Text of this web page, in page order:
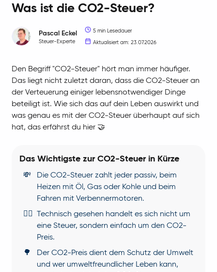
Was ist die CO2-Steuer?
Pascal Eckel
Steuer-Experte
5 min Lesedauer
Aktualisiert am: 23.07.2026
Den Begriff "CO2-Steuer" hört man immer häufiger.
Das liegt nicht zuletzt daran, dass die CO2-Steuer an
der Verteuerung einiger lebensnotwendiger Dinge
beteiligt ist. Wie sich das auf dein Leben auswirkt und
was genau es mit der CO2-Steuer überhaupt auf sich
hat, das erfährst du hier 🤝
Das Wichtigste zur CO2-Steuer in Kürze
💸
Die CO2-Steuer zahlt jeder passiv, beim
Heizen mit Öl, Gas oder Kohle und beim
Fahren mit Verbennermotoren.
👩‍⚖️
Technisch gesehen handelt es sich nicht um
eine Steuer, sondern einfach um den CO2-
Preis.
🌳
Der CO2-Preis dient dem Schutz der Umwelt
und wer umweltfreundlicher Leben kann,